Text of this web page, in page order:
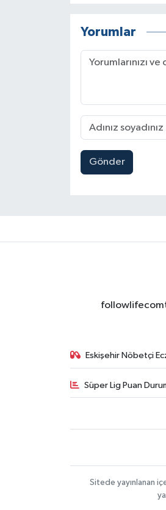
Yorumlar
Gönder
Eskişehir Nöbetçi
Süper Lig Puan
Sitede yayınlanan